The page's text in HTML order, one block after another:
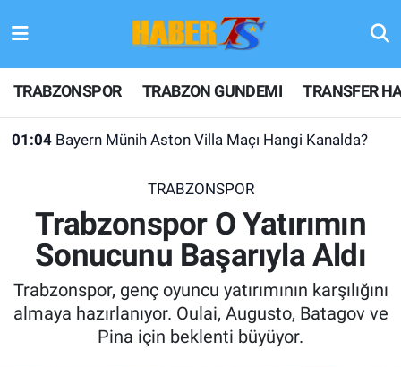
TRABZONSPOR TRABZON GUNDEMI TRANSFER
01:04 Bayern Münih Aston Villa Maçı Hangi Kanalda?
TRABZONSPOR
Trabzonspor O Yatırımın
Sonucunu Başarıyla Aldı
Trabzonspor, genç oyuncu yatırımının karşılığını
almaya hazırlanıyor. Oulai, Augusto, Batagov ve
Pina için beklenti büyüyor.
TRABZONSPOR
TRABZON GUNDEMI
KULİS MEYDANI
1461 TRABZON
FUTBOL
Hava Durumu
Trafik Durumu
Son Dakika Haberleri
Haber Arşivi